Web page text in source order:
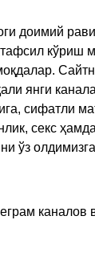
доимий
кўриш
янги
сифатли
секс
ўз
каналов